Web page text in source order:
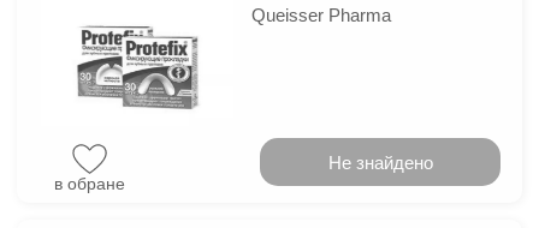
Queisser Pharma
в обране
Не знайдено